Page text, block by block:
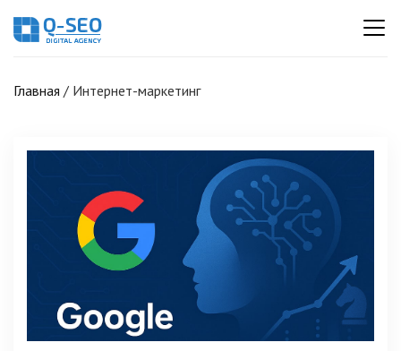
Главная / Интернет-маркетинг